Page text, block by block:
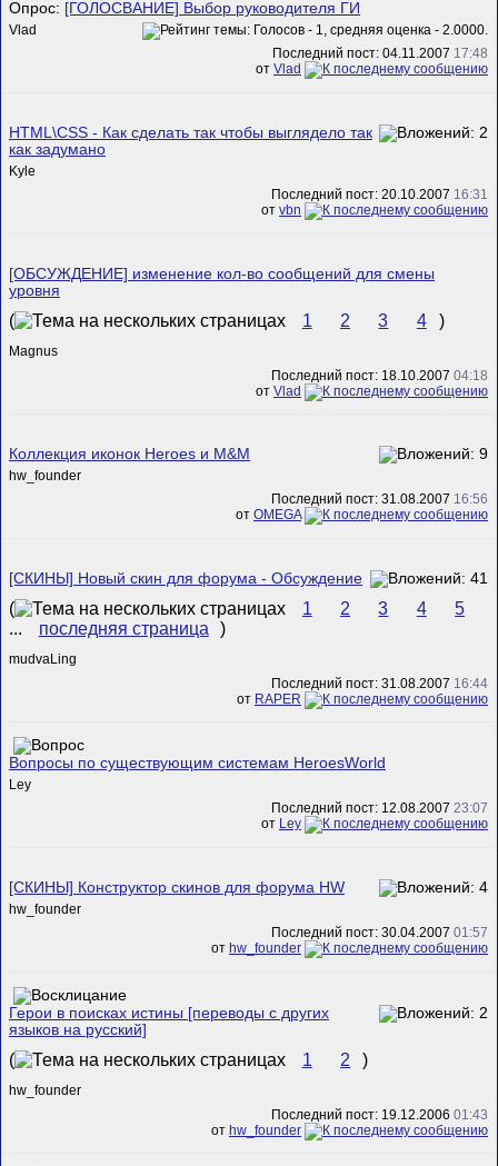
Опрос: [ГОЛОСВАНИЕ] Выбор руководителя ГИ
Vlad
Последний пост: 04.11.2007 17:48
от Vlad
HTML\CSS - Как сделать так чтобы выглядело так
как задумано
Kyle
Последний пост: 20.10.2007 16:31
от vbn
[ОБСУЖДЕНИЕ] изменение кол-во сообщений для смены
уровня
( 1 2 3 4 )
Magnus
Последний пост: 18.10.2007 04:18
от Vlad
Коллекция иконок Heroes и M&M
hw_founder
Последний пост: 31.08.2007 16:56
от ОMEGA
[СКИНЫ] Новый скин для форума - Обсуждение
( 1 2 3 4
5
...
последняя страница )
mudvaLing
Последний пост: 31.08.2007 16:44
от RAPER
Вопросы по существующим системам HeroesWorld
Ley
Последний пост: 12.08.2007 23:07
от Ley
[СКИНЫ] Конструктор скинов для форума HW
hw_founder
Последний пост: 30.04.2007 01:57
от hw_founder
Герои в поисках истины [переводы с других
языков на русский]
( 1 2 )
hw_founder
Последний пост: 19.12.2006 01:43
от hw_founder